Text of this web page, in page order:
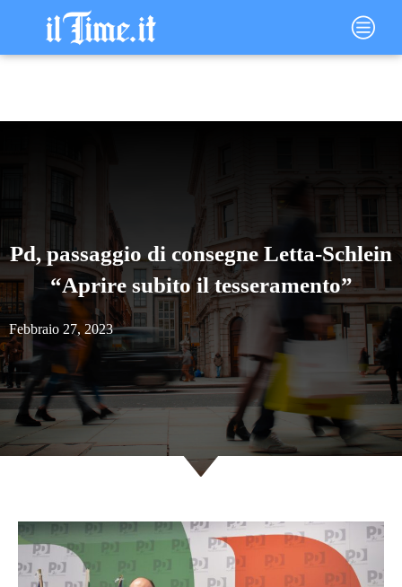
contenuto
Main
Menu
Pd, passaggio di consegne Letta-Schlein
“Aprire subito il tesseramento”
Febbraio 27, 2023